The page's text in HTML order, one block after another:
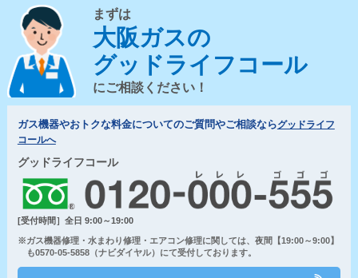
まずは
大阪ガスの
グッドライフコール
にご相談ください！
ガス機器やおトクな料金についてのご質問やご相談ならグッドライフ
コールへ
グッドライフコール
[受付時間］全日 9:00～19:00
※ガス機器修理・水まわり修理・エアコン修理に関しては、夜間【19:00～9:00】
も0570-05-5858（ナビダイヤル）にて受付しております。